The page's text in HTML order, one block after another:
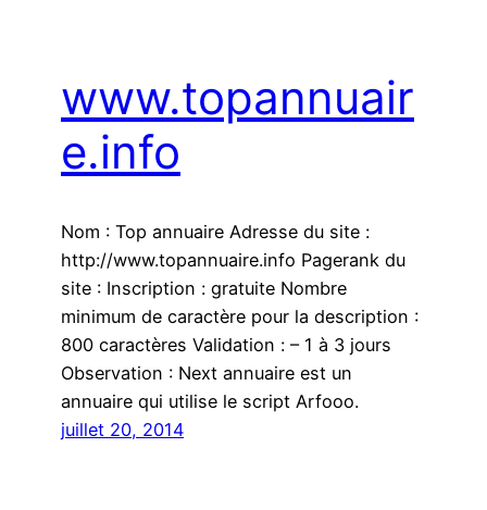
www.topannuair
e.info
Nom : Top annuaire Adresse du site :
http://www.topannuaire.info Pagerank du
site : Inscription : gratuite Nombre
minimum de caractère pour la description :
800 caractères Validation : – 1 à 3 jours
Observation : Next annuaire est un
annuaire qui utilise le script Arfooo.
juillet 20, 2014